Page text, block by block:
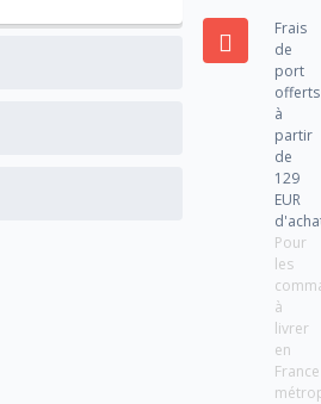
Frais
de
port
offerts
à
partir
de
129
EUR
Pour
les
à
livrer
en
France